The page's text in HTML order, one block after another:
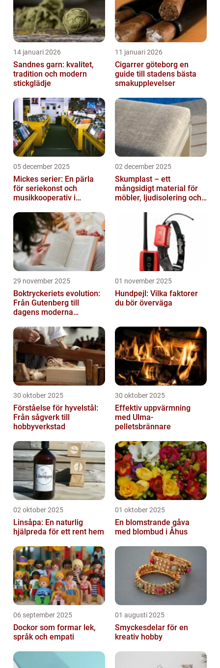
14 januari 2026
Sandnes garn: kvalitet,
tradition och modern
stickglädje
11 januari 2026
Cigarrer göteborg en
guide till stadens bästa
smakupplevelser
05 december 2025
Mickes serier: En pärla
för seriekonst och
musikkooperativ i
02 december 2025
Skumplast – ett
mångsidigt material för
möbler, ljudisolering och
29 november 2025
Boktryckeriets evolution:
Från Gutenberg till
dagens moderna
01 november 2025
Hundpejl: Vilka faktorer
du bör överväga
30 oktober 2025
Förståelse för hyvelstål:
Från sågverk till
hobbyverkstad
30 oktober 2025
Effektiv uppvärmning
med Ulma-
pelletsbrännare
02 oktober 2025
Linsåpa: En naturlig
hjälpreda för ett rent hem
01 oktober 2025
En blomstrande gåva
med blombud i Åhus
06 september 2025
Dockor som formar lek,
språk och empati
01 augusti 2025
Smyckesdelar för en
kreativ hobby